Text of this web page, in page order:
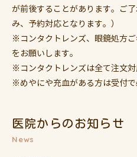
が前後することがあります。ご
み、予約対応となります。）
※コンタクトレンズ、眼鏡処方
をお願いします。
※コンタクトレンズは全て注文対
※めやにや充血がある方は受付で
医院からのお知らせ
News